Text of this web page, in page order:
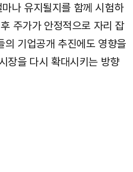
나 유지될지를 함께 시험하
주가가 안정적으로 자리 잡
기업공개 추진에도 영향을
장을 다시 확대시키는 방향